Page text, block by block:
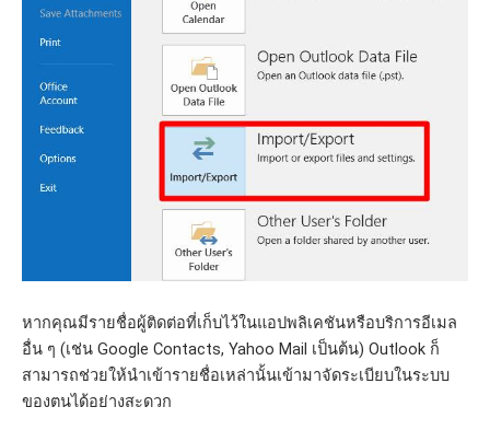
หากคุณมีรายชื่อผู้ติดต่อที่เก็บไว้ในแอปพลิเคชันหรือบริการอีเมล
อื่น ๆ (เช่น Google Contacts, Yahoo Mail เป็นต้น) Outlook ก็
สามารถช่วยให้นำเข้ารายชื่อเหล่านั้นเข้ามาจัดระเบียบในระบบ
ของตนได้อย่างสะดวก